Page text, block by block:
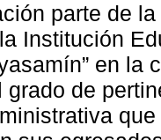
parte de
Institución
en la
grado de